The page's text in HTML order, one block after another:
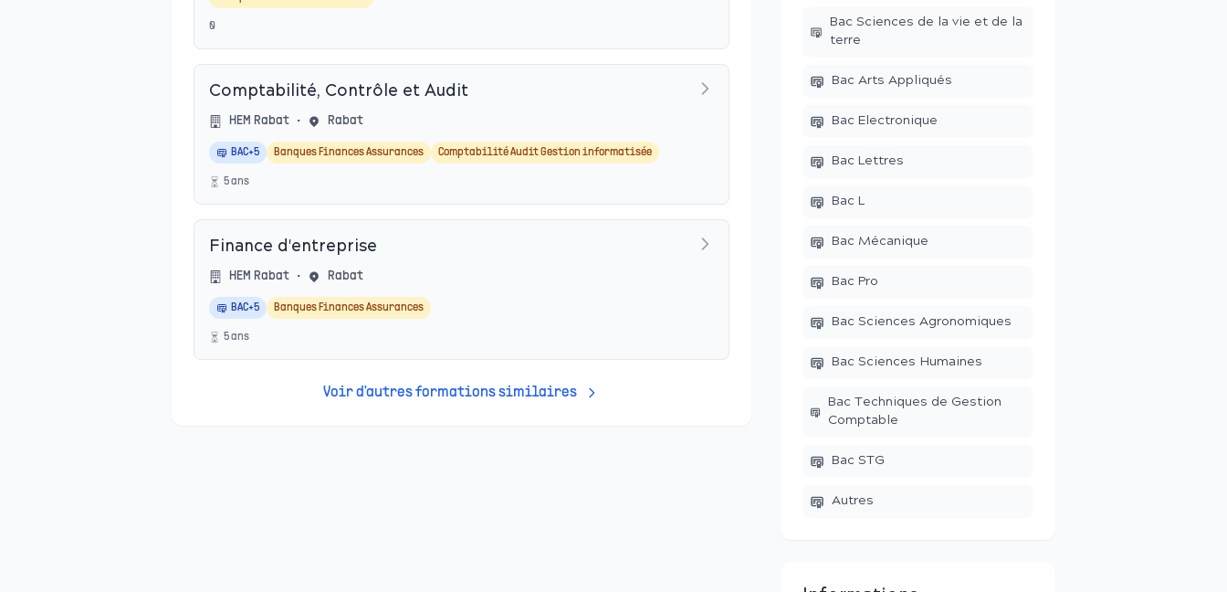
0
Comptabilité, Contrôle et Audit
HEM Rabat • Rabat
BAC+5 Banques Finances Assurances Comptabilité Audit Gestion informatisée
5ans
Finance d'entreprise
HEM Rabat • Rabat
BAC+5 Banques Finances Assurances
5ans
Voir d'autres formations similaires
Bac Sciences de la vie et de la
terre
Bac Arts Appliqués
Bac Electronique
Bac Lettres
Bac L
Bac Mécanique
Bac Pro
Bac Sciences Agronomiques
Bac Sciences Humaines
Bac Techniques de Gestion
Comptable
Bac STG
Autres